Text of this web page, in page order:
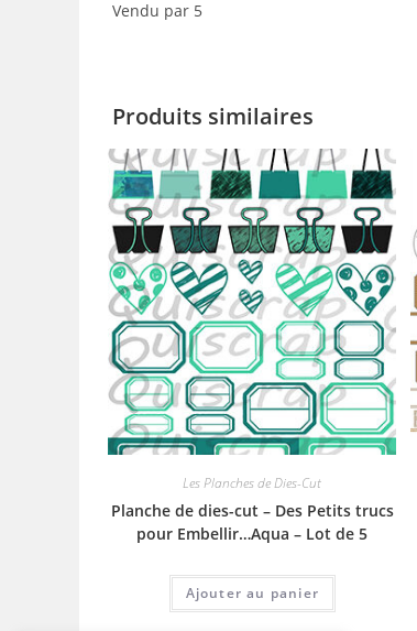
Vendu par 5
Produits similaires
Les Planches de Dies-Cut
Planche de dies-cut – Des Petits trucs
pour Embellir…Aqua – Lot de 5
Ajouter au panier